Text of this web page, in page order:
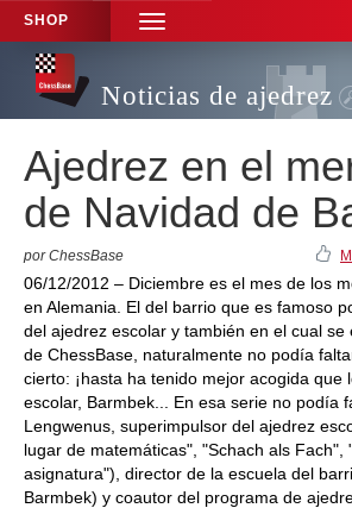
SHOP
TOGGLE
NAVIGATION
Noticias de ajedrez
Ajedrez en el
de Navidad de
por ChessBase
06/12/2012 – Diciembre es el mes de los
en Alemania. El del barrio que es famoso
del ajedrez escolar y también en el cual se
de ChessBase, naturalmente no podía
cierto: ¡hasta ha tenido mejor acogida que
escolar, Barmbek... En esa serie no podía
Lengwenus, superimpulsor del ajedrez
lugar de matemáticas", "Schach als Fach",
asignatura"), director de la escuela del
Barmbek) y coautor del programa de